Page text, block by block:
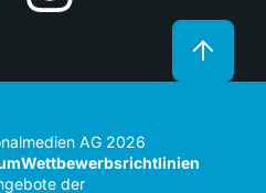
AG 2026
Wettbewerbsrichtlinien
der